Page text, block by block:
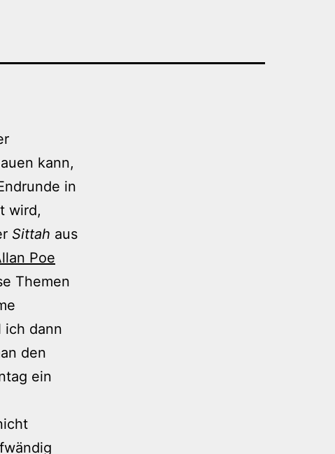
kann,
in
wird,
Sittah aus
Poe
Themen
ich dann
den
ein